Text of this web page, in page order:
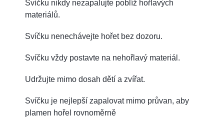
Svíčku nikdy nezapalujte poblíž hořlavých
materiálů.
Svíčku nenechávejte hořet bez dozoru.
Svíčku vždy postavte na nehořlavý materiál.
Udržujte mimo dosah dětí a zvířat.
Svíčku je nejlepší zapalovat mimo průvan, aby
plamen hořel rovnoměrně